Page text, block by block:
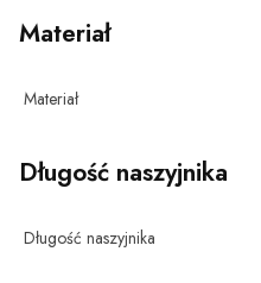
Materiał
Materiał
Długość naszyjnika
Długość naszyjnika